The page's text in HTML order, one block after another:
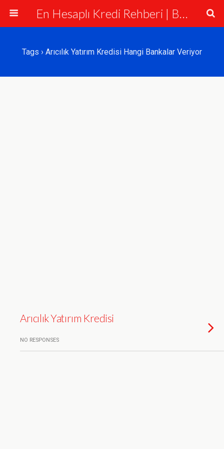
En Hesaplı Kredi Rehberi | Bankalar ve Krediler
Tags › Arıcılık Yatırım Kredisi Hangi Bankalar Veriyor
Arıcılık Yatırım Kredisi
NO RESPONSES